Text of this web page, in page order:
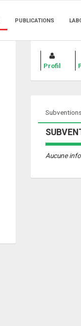
PUBLICATIONS
Profil
Aucune